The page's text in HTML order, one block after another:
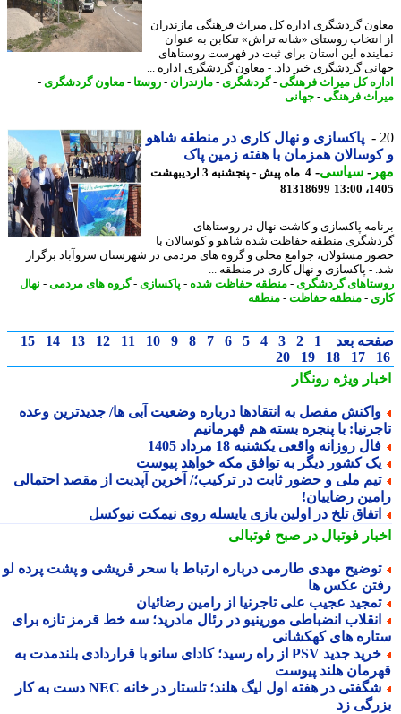
گردشگری اداره کل میراث فرهنگی مازندران
روستای «شانه تراش» تنکابن به عنوان
این استان برای ثبت در فهرست روستاهای
گردشگری خبر داد. - معاون گردشگری اداره ...
کل میراث فرهنگی-گردشگری- مازندران- روستا-معاون گردشگری-
فرهنگی-جهانی
پاکسازی و نهال کاری در منطقه شاهو
همزمان با هفته زمین پاک
-سیاسی-
4 ماه پیش - پنجشنبه 3 اردیبهشت
81318699
پاکسازی و کاشت نهال در روستاهای
منطقه حفاظت شده شاهو و کوسالان با
مسئولان، جوامع محلی و گروه های مردمی در شهرستان سروآباد برگزار
- پاکسازی و نهال کاری در منطقه ...
گردشگری- منطقه حفاظت شده-پاکسازی- گروه های مردمی -نهال
- منطقه حفاظت-منطقه
بعد 1
2
3
4
5
6
7
8
9
10
11
12
13
14
15
17
18
19
20
ویژهرونگار
مفصل به انتقادها درباره وضعیت آبی ها/ جدیدترین وعده
با پنجره بسته هم قهرمانیم
روزانه واقعی یکشنبه 18 مرداد 1405
کشور دیگر به توافق مکه خواهد پیوست
ملی و حضور ثابت در ترکیب؛/ آخرین آپدیت از مقصد احتمالی
رضاییان!
تلخ در اولین بازی یایسله روی نیمکت نیوکسل
فوتبال در صبح فوتبالی
مهدی طارمی درباره ارتباط با سحر قریشی و پشت پرده لو
عکس ها
عجیب علی تاجرنیا از رامین رضائیان
انضباطی مورینیو در رئال مادرید؛ سه خط قرمز تازه برای
های کهکشانی
خرید جدید PSV از راه رسید؛ کادای سانو با قراردادی بلندمدت به
هلند پیوست
شگفتی در هفته اول لیگ هلند؛ تلستار در خانه NEC دست به کار
زد